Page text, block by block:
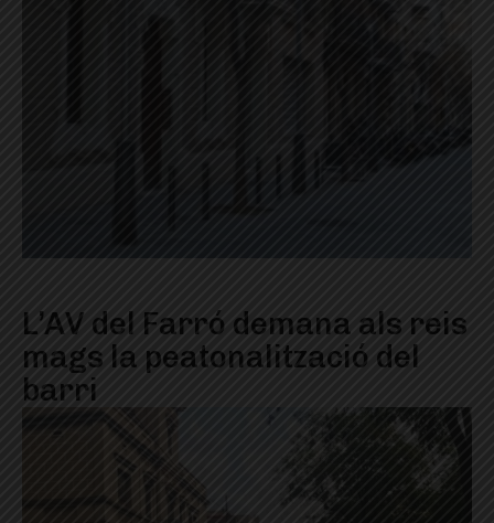
L’AV del Farró demana als reis
mags la peatonalització del
barri